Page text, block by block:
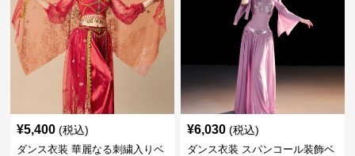
¥5,400 (税込)
ダンス衣装 華麗なる刺繍入りベ
¥6,030 (税込)
ダンス衣装 スパンコール装飾ベ